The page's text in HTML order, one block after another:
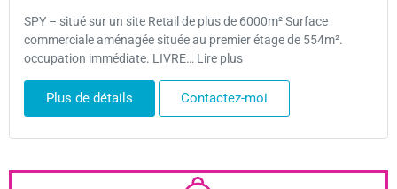
SPY – situé sur un site Retail de plus de 6000m² Surface
commerciale aménagée située au premier étage de 554m².
occupation immédiate. LIVRE… Lire plus
Plus de détails Contactez-moi